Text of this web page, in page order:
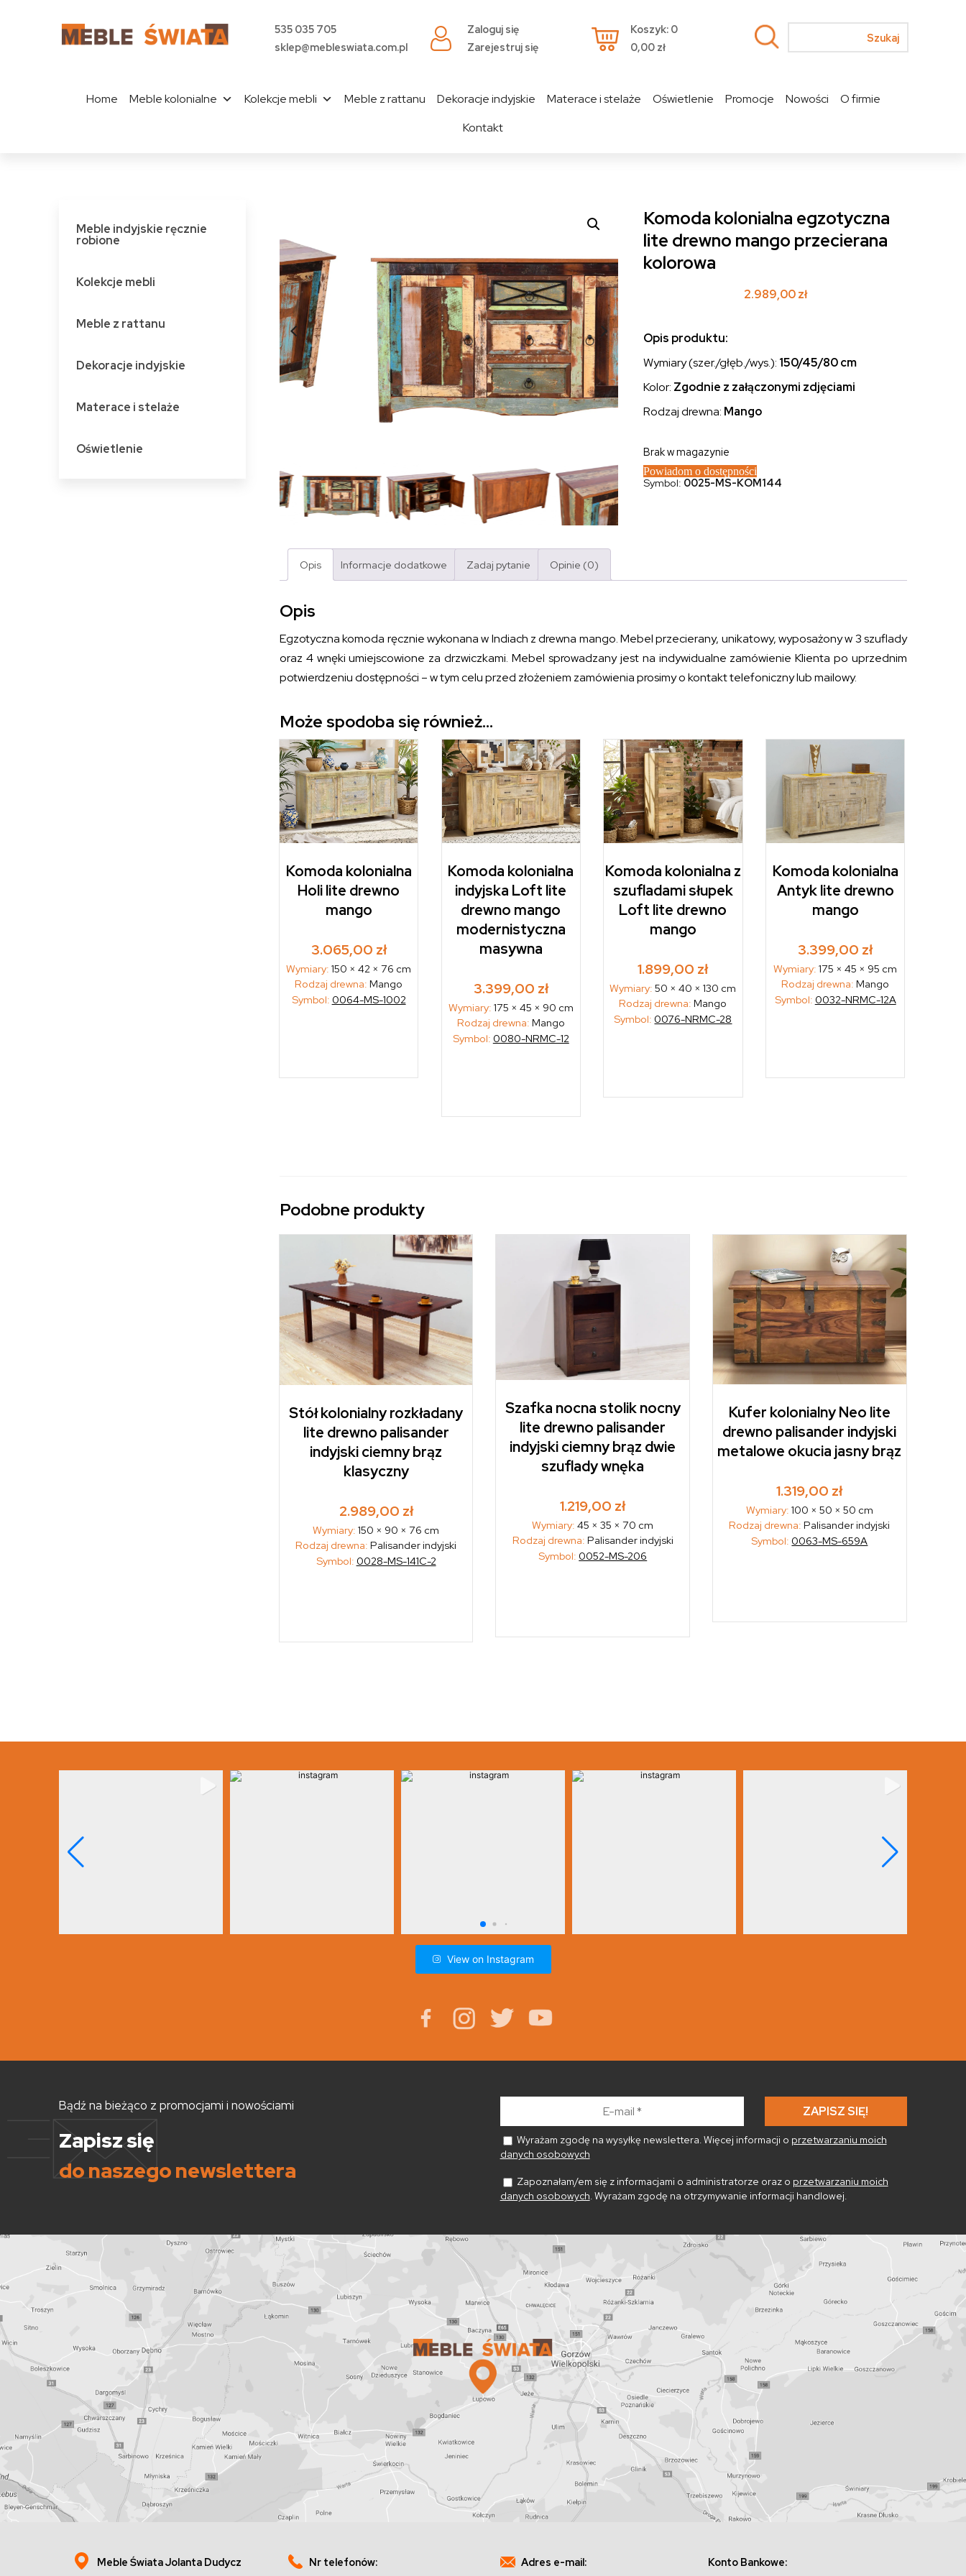
535 035 705
sklep@mebleswiata.com.pl
Zaloguj się
Zarejestruj się
Koszyk: 0
0,00 zł
Home Meble kolonialne Kolekcje mebli Meble z rattanu Dekoracje indyjskie Materace i stelaże Oświetlenie Promocje Nowości
O firmie
Kontakt
Meble indyjskie ręcznie
robione
Kolekcje mebli
Meble z rattanu
Dekoracje indyjskie
Materace i stelaże
Oświetlenie
Komoda kolonialna egzotyczna
lite drewno mango przecierana
kolorowa
2.989,00zł
Opis produktu:
Wymiary (szer./głęb./wys.): 150/45/80 cm
Kolor: Zgodnie z załączonymi zdjęciami
Rodzaj drewna: Mango
Brak w magazynie
Powiadom o dostępności
Symbol: 0025-MS-KOM144
Opis Informacje dodatkowe Zadaj pytanie Opinie (0)
Opis
Egzotyczna komoda ręcznie wykonana w Indiach z drewna mango. Mebel przecierany, unikatowy, wyposażony w 3 szuflady
oraz 4 wnęki umiejscowione za drzwiczkami. Mebel sprowadzany jest na indywidualne zamówienie Klienta po uprzednim
potwierdzeniu dostępności – w tym celu przed złożeniem zamówienia prosimy o kontakt telefoniczny lub mailowy.
Może spodoba się również…
Komoda kolonialna
Holi lite drewno
mango
3.065,00 zł
Wymiary:150 × 42 × 76 cm
Rodzaj drewna: Mango
Symbol: 0064-MS-1002
Komoda kolonialna
indyjska Loft lite
drewno mango
modernistyczna
masywna
3.399,00 zł
Wymiary: 175 × 45 × 90 cm
Rodzaj drewna: Mango
Symbol: 0080-NRMC-12
Komoda kolonialna z
szufladami słupek
Loft lite drewno
mango
1.899,00 zł
Wymiary:50 × 40 × 130 cm
Rodzaj drewna: Mango
Symbol: 0076-NRMC-28
Komoda kolonialna
Antyk lite drewno
mango
3.399,00 zł
Wymiary:175 × 45 × 95 cm
Rodzaj drewna: Mango
Symbol: 0032-NRMC-12A
Podobne produkty
Stół kolonialny rozkładany
lite drewno palisander
indyjski ciemny brąz
klasyczny
2.989,00 zł
Wymiary:150 × 90 × 76 cm
Rodzaj drewna: Palisander indyjski
Symbol: 0028-MS-141C-2
Szafka nocna stolik nocny
lite drewno palisander
indyjski ciemny brąz dwie
szuflady wnęka
1.219,00 zł
Wymiary:45 × 35 × 70 cm
Rodzaj drewna: Palisander indyjski
Symbol: 0052-MS-206
Kufer kolonialny Neo lite
drewno palisander indyjski
metalowe okucia jasny brąz
1.319,00 zł
Wymiary: 100 × 50 × 50 cm
Rodzaj drewna: Palisander indyjski
Symbol: 0063-MS-659A
View on Instagram
Bądź na bieżąco z promocjami i nowościami
Zapisz się
do naszego newslettera
Wyrażam zgodę na wysyłkę newslettera. Więcej informacji o przetwarzaniu moich
danych osobowych
Zapoznałam/em się z informacjami o administratorze oraz o przetwarzaniu moich
danych osobowych. Wyrażam zgodę na otrzymywanie informacji handlowej.
Meble Świata Jolanta Dudycz
Nr telefonów:
Adres e-mail:
Konto Bankowe: